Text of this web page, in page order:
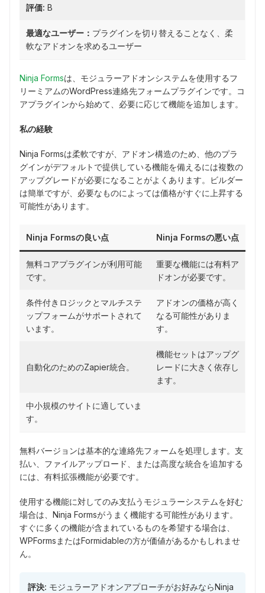
評価: B
最適なユーザー： プラグインを切り替えることなく、柔
軟なアドオンを求めるユーザー
Ninja Formsは、モジュラーアドオンシステムを使用するフ
リーミアムのWordPress連絡先フォームプラグインです。コ
アプラグインから始めて、必要に応じて機能を追加します。
私の経験
Ninja Formsは柔軟ですが、アドオン構造のため、他のプラ
グインがデフォルトで提供している機能を備えるには複数の
アップグレードが必要になることがよくあります。ビルダー
は簡単ですが、必要なものによっては価格がすぐに上昇する
可能性があります。
Ninja Formsの良い点 Ninja Formsの悪い点
無料コアプラグインが利用可能
です。
重要な機能には有料ア
ドオンが必要です。
条件付きロジックとマルチステ
ップフォームがサポートされて
います。
アドオンの価格が高く
なる可能性がありま
す。
自動化のためのZapier統合。
機能セットはアップグ
レードに大きく依存し
ます。
中小規模のサイトに適していま
す。
無料バージョンは基本的な連絡先フォームを処理します。支
払い、ファイルアップロード、または高度な統合を追加する
には、有料拡張機能が必要です。
使用する機能に対してのみ支払うモジュラーシステムを好む
場合は、Ninja Formsがうまく機能する可能性があります。
すぐに多くの機能が含まれているものを希望する場合は、
WPFormsまたはFormidableの方が価値があるかもしれませ
ん。
評決: モジュラーアドオンアプローチがお好みならNinja